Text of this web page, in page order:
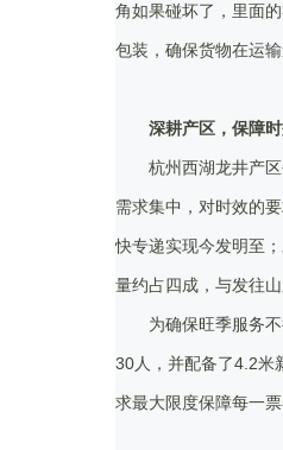
角如果碰坏了，里面
包装，确保货物在运输
深耕产区，保障
杭州西湖龙井产
需求集中，对时效的
快专递实现今发明至
量约占四成，与发往
为确保旺季服务
30人，并配备了4.2米
求最大限度保障每一票